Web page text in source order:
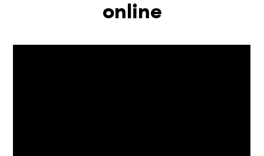
online